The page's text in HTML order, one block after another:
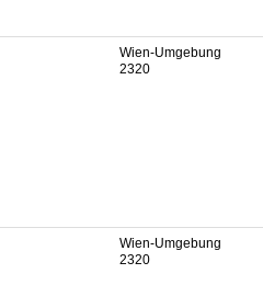
Wien-Umgebung
2320
Wien-Umgebung
2320